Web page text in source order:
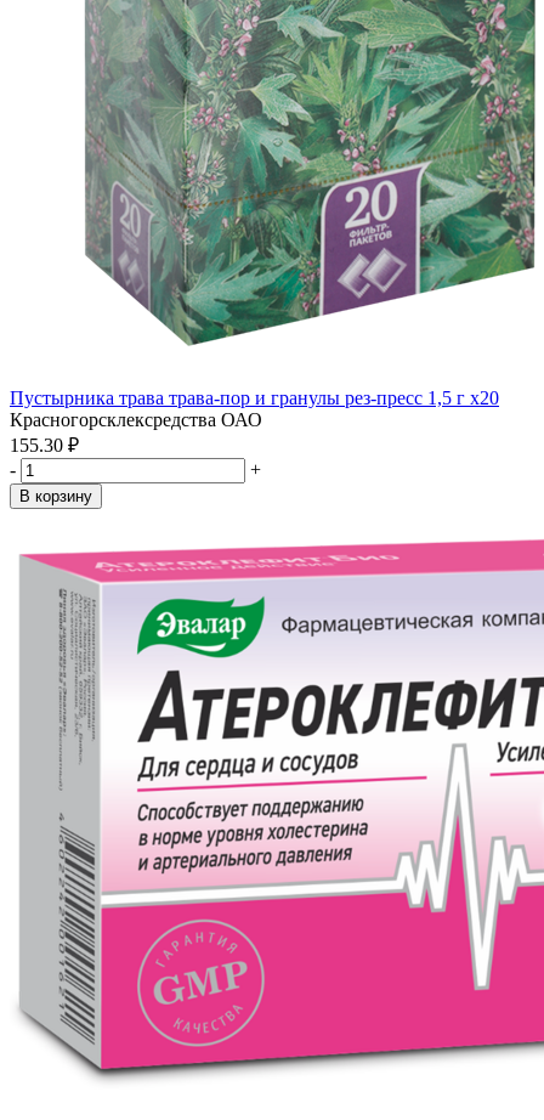
Пустырника трава трава-пор и гранулы рез-пресс 1,5 г x20
Красногорсклексредства ОАО
155.30 ₽
-
+
В корзину